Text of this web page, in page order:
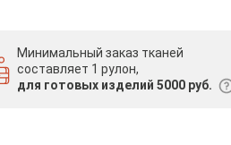
Минимальный заказ тканей
составляет 1 рулон,
для готовых изделий 5000 руб.